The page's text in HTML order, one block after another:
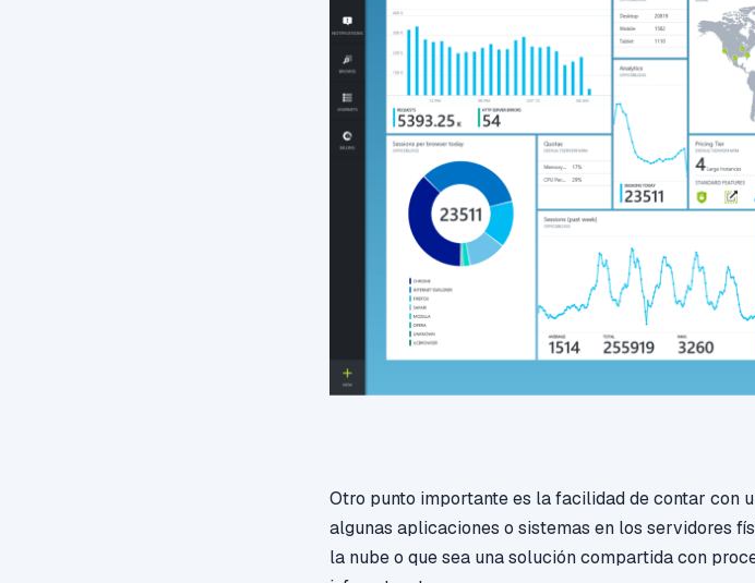
Otro punto importante es la facilidad de contar con
algunas aplicaciones o sistemas en los servidores
la nube o que sea una solución compartida con